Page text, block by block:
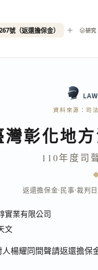
資料來源：司
灣彰化地
110年度司
返還擔保金·民事·裁判
實業有限公司
文
楊耀同間聲請返還擔保
號（返還擔保金） 研究